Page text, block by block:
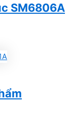
SM6806A